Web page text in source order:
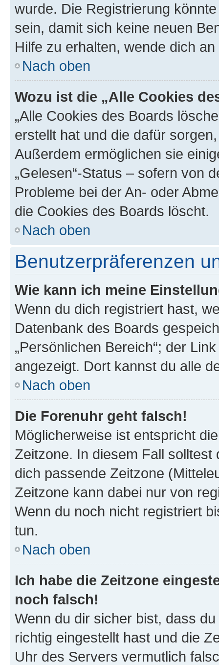
wurde. Die Registrierung
sein, damit sich keine neuen
Hilfe zu erhalten, wende dich
Nach oben
Wozu ist die „Alle Cookies
„Alle Cookies des Boards
erstellt hat und die dafür
Außerdem ermöglichen sie
„Gelesen“-Status – sofern von
Probleme bei der An- oder
die Cookies des Boards löscht.
Nach oben
Benutzerpräferenzen
Wie kann ich meine
Wenn du dich registriert hast,
Datenbank des Boards
„Persönlichen Bereich“; der
angezeigt. Dort kannst du alle
Nach oben
Die Forenuhr geht falsch!
Möglicherweise ist entspricht
Zeitzone. In diesem Fall solltest
dich passende Zeitzone
Zeitzone kann dabei nur von
Wenn du noch nicht registriert
tun.
Nach oben
Ich habe die Zeitzone
noch falsch!
Wenn du dir sicher bist, dass
richtig eingestellt hast und die
Uhr des Servers vermutlich